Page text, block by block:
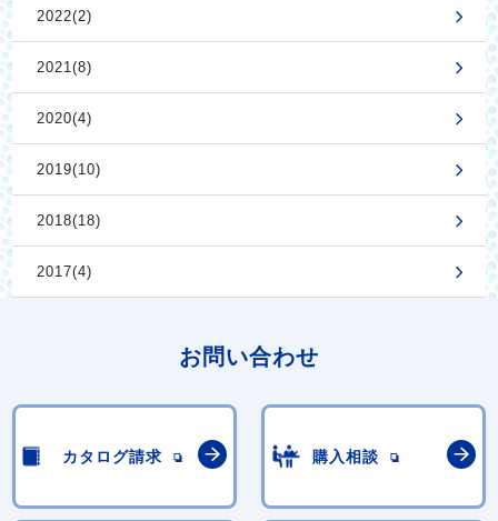
2022(2)
2021(8)
2020(4)
2019(10)
2018(18)
2017(4)
お問い合わせ
カタログ請求 購入相談